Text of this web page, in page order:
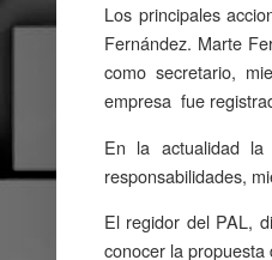
Los principales
Fernández. Marte
como secretario,
empresa fue
En la actualidad la
responsabilidades,
El regidor del PAL,
conocer la